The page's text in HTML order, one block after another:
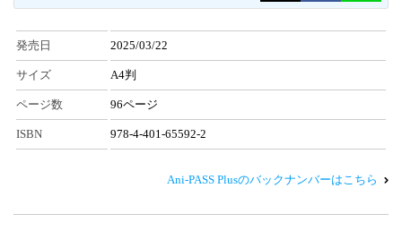
発売日 2025/03/22
サイズ A4判
ページ数 96ページ
ISBN 978-4-401-65592-2
Ani-PASS Plusのバックナンバーはこちら